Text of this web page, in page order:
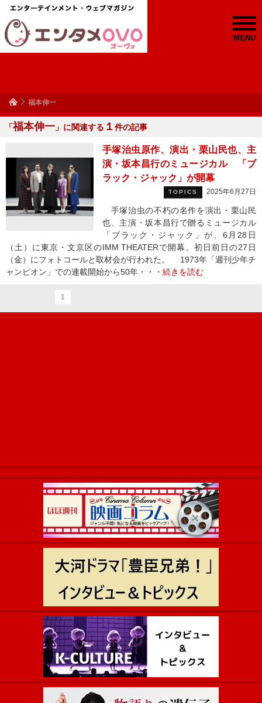
MENU
福本伸一
「福本伸一 」に関連する １ 件の記事
手塚治虫原作、演出・栗山民也、主
演・坂本昌行のミュージカル 「ブ
ラック・ジャック」が開幕
TOPICS 2025年6月27日
手塚治虫の不朽の名作を演出・栗山民
也、主演・坂本昌行で贈るミュージカル
「ブラック・ジャック」が、6月28日
（土）に東京・文京区のIMM THEATERで開幕。初日前日の27日
（金）にフォトコールと取材会が行われた。 1973年「週刊少年チ
ャンピオン」での連載開始から50年・・・ 続きを読む
1